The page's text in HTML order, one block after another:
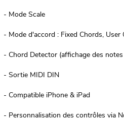
- Mode Scale
- Mode d'accord : Fixed Chords, User
- Chord Detector (affichage des
- Sortie MIDI DIN
- Compatible iPhone & iPad
- Personnalisation des contrôles via